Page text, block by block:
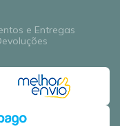
e Entregas